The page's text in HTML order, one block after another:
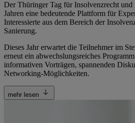
Der Thüringer Tag für Insolvenzrecht und
Jahren eine bedeutende Plattform für
Interessierte aus dem Bereich der
Sanierung.
Dieses Jahr erwartet die Teilnehmer im
erneut ein abwechslungsreiches
informativen Vorträgen, spannenden
Networking-Möglichkeiten.
mehr lesen